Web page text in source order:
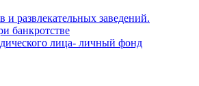
развлекательных заведений.
банкротстве
лица- личный фонд